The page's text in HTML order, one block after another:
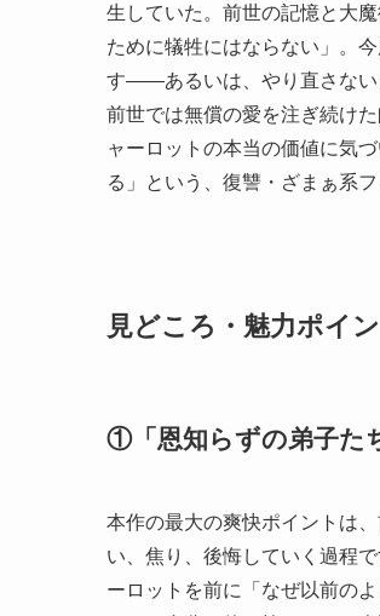
生していた。前世の記憶と大
ために犠牲にはならない」。
す——あるいは、やり直さない
前世では無償の愛を注ぎ続け
ャーロットの本当の価値に気
る」という、復讐・ざまぁ系
見どころ・魅力ポイ
①「恩知らずの弟子た
本作の最大の爽快ポイントは
い、焦り、後悔していく過程
ーロットを前に「なぜ以前の